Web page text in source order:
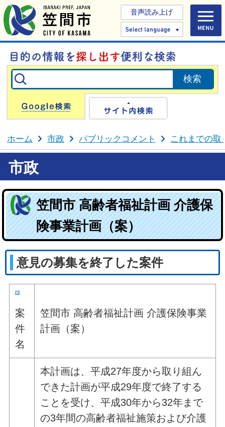
音声読み上げ
Select
Google検索
ホーム 市政 パブリックコメント これまでの取
市政
笠間市 高齢者福祉計画 介護保
険事業計画（案）
意見の募集を終了した案件
案
件
名
笠間市 高齢者福祉計画 介護保険事業
計画（案）
本計画は、平成27年度から取り組ん
できた計画が平成29年度で終了する
ことを受け、平成30年から32年まで
の3年間の高齢者福祉施策および介護